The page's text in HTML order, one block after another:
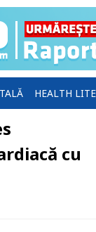
HEALTH
cu